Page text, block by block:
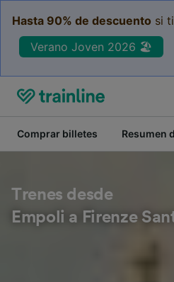
Hasta 90% de descuento si
Verano Joven 2026 🏖️
Comprar billetes Resumen
Trenes desde
Empoli a Firenze